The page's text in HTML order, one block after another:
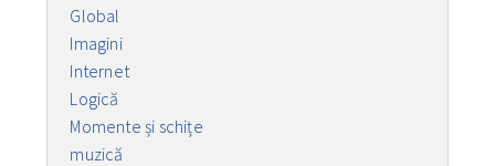
Global
Imagini
Internet
Logică
Momente și schițe
muzică